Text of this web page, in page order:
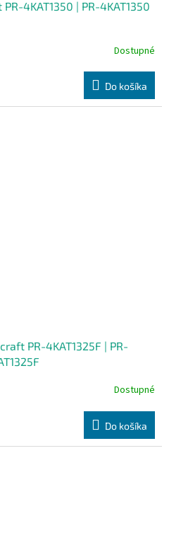
4KAT1350 | PR-4KAT1350
Dostupné
Do košíka
PR-4KAT1325F | PR-
Dostupné
Do košíka